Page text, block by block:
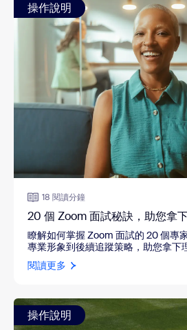
操作說明
18 閱讀分鐘
20 個 Zoom 面試秘訣，助您拿
瞭解如何掌握 Zoom 面試的 20 個專
專業形象到後續追蹤策略，助您拿下
閱讀更多
操作說明